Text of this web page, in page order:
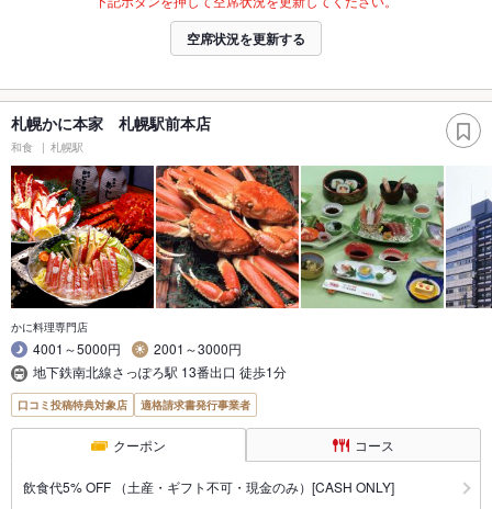
空席状況を更新する
札幌かに本家 札幌駅前本店
和食 札幌駅
かに料理専門店
4001～5000円
2001～3000円
地下鉄南北線さっぽろ駅 13番出口 徒歩1分
口コミ投稿特典対象店 適格請求書発行事業者
クーポン コース
飲食代5% OFF （土産・ギフト不可・現金のみ）[CASH ONLY]